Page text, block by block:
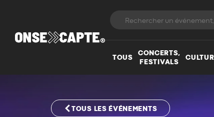
TOUS
CONCERTS,
FESTIVALS
TOUS LES ÉVÉNEMENTS